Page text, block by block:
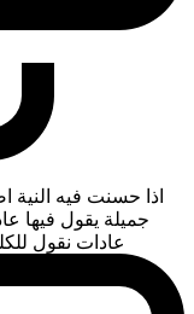
اذا حسنت فيه
جميلة يقول فيها
عادات نقول